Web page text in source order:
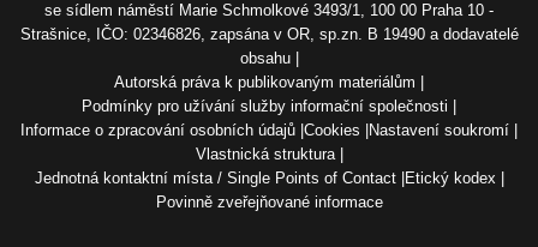
se sídlem náměstí Marie Schmolkové 3493/1, 100 00 Praha 10 -
Strašnice, IČO: 02346826, zapsána v OR, sp.zn. B 19490 a dodavatelé
obsahu
Autorská práva k publikovaným materiálům
Podmínky pro užívání služby informační společnosti
Informace o zpracování osobních údajů Cookies
Nastavení soukromí
Vlastnická struktura
Jednotná kontaktní místa / Single Points of Contact
Etický kodex
Povinně zveřejňované informace